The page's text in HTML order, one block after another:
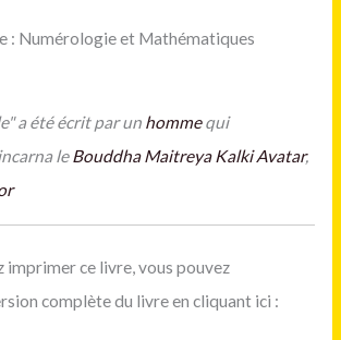
: Numérologie et Mathématiques
a été écritpar un hommequi
leBouddha Maitreya Kalki Avatar,
imprimer ce livre, vous pouvez
complète du livre en cliquant ici :